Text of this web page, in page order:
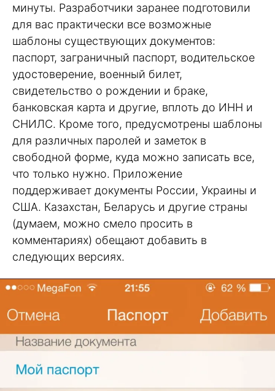
минуты. Разработчики заранее подготовили
для вас практически все возможные
шаблоны существующих документов:
паспорт, заграничный паспорт, водительское
удостоверение, военный билет,
свидетельство о рождении и браке,
банковская карта и другие, вплоть до ИНН и
СНИЛС. Кроме того, предусмотрены шаблоны
для различных паролей и заметок в
свободной форме, куда можно записать все,
что только нужно. Приложение
поддерживает документы России, Украины и
США. Казахстан, Беларусь и другие страны
(думаем, можно смело просить в
комментариях) обещают добавить в
следующих версиях.